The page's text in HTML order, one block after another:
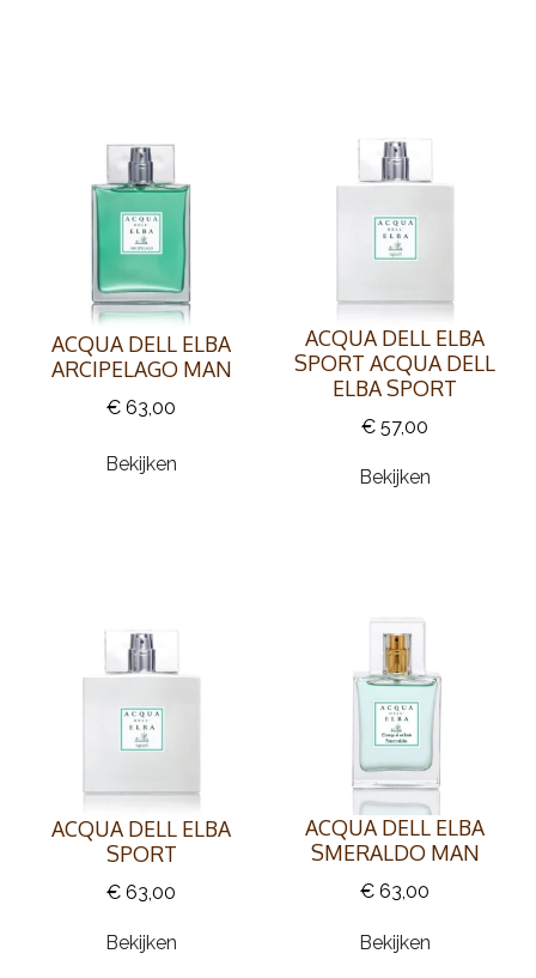
ACQUA DELL ELBA
ARCIPELAGO MAN
€ 63,00
Bekijken
ACQUA DELL ELBA
SPORT ACQUA DELL
ELBA SPORT
€ 57,00
Bekijken
ACQUA DELL ELBA
SPORT
€ 63,00
Bekijken
ACQUA DELL ELBA
SMERALDO MAN
€ 63,00
Bekijken